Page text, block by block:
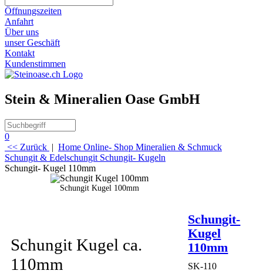
Öffnungszeiten
Anfahrt
Über uns
unser Geschäft
Kontakt
Kundenstimmen
Stein & Mineralien Oase GmbH
0
<< Zurück | Home Online- Shop Mineralien & Schmuck
Schungit & Edelschungit Schungit- Kugeln
Schungit- Kugel 110mm
Schungit Kugel 100mm
Schungit-
Kugel
110mm
SK-110
Schungit Kugel ca.
110mm